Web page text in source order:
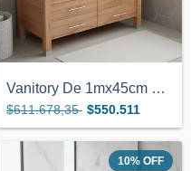
Vanitory De 1mx45cm Con Tapa Para Bacha...
$611.678,35 $550.511
10% OFF